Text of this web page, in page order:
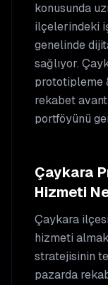
konusunda
ilçelerindeki
genelinde
sağlıyor.
prototipleme
rekabet
portföyünü
Çaykara
Hizmeti
Çaykara
hizmeti
stratejisinin
pazarda